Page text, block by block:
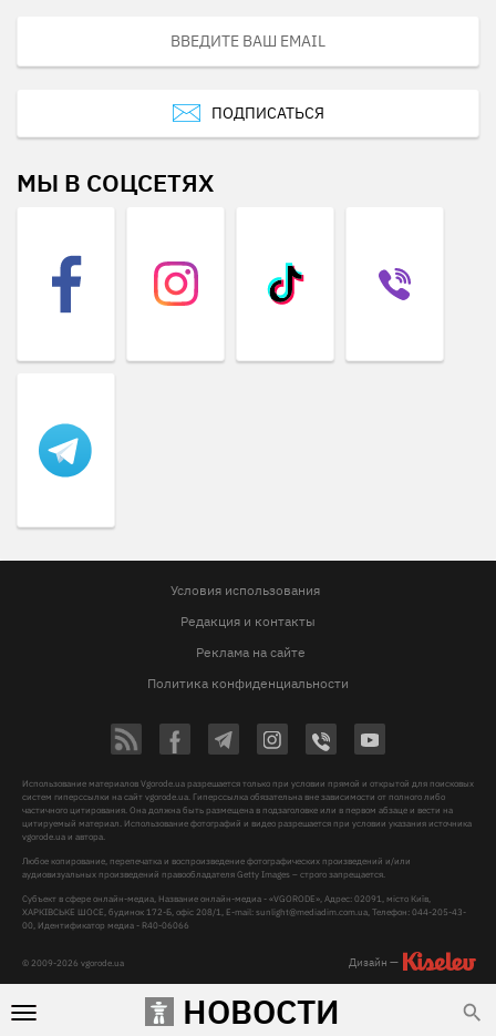
НОВОСТИ
ПОДПИСАТЬСЯ
МЫ В СОЦСЕТЯХ
Условия использования
Редакция и контакты
Реклама на сайте
Политика конфиденциальности
© 2009-2026 vgorode.ua
Использование материалов Vgorode.ua разрешается только при условии прямой и открытой для поисковых
систем гиперссылки на сайт vgorode.ua. Гиперссылка обязательна вне зависимости от полного либо
частичного цитирования. Она должна быть размещена в подзаголовке или в первом абзаце и вести на
цитируемый материал. Использование фотографий и видео разрешается при условии указания источника
vgorode.ua и автора.
Любое копирование, перепечатка и воспроизведение фотографических произведений и/или
аудиовизуальных произведений правообладателя Getty Images – строго запрещается.
Субъект в сфере онлайн-медиа, Название онлайн-медиа - «VGORODE», Адрес: 02091, місто Київ,
ХАРКІВСЬКЕ ШОСЕ, будинок 172-Б, офіс 208/1, E-mail:sunlight@mediadim.com.ua, Телефон: 044-205-43-
00, Идентификатор медиа - R40-06066
Дизайн —